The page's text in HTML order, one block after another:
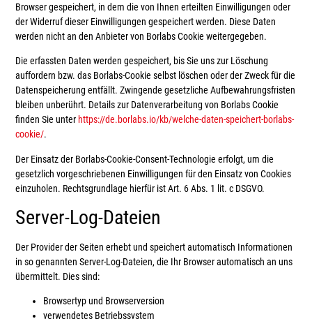
Browser gespeichert, in dem die von Ihnen erteilten Einwilligungen oder
der Widerruf dieser Einwilligungen gespeichert werden. Diese Daten
werden nicht an den Anbieter von Borlabs Cookie weitergegeben.
Die erfassten Daten werden gespeichert, bis Sie uns zur Löschung
auffordern bzw. das Borlabs-Cookie selbst löschen oder der Zweck für die
Datenspeicherung entfällt. Zwingende gesetzliche Aufbewahrungsfristen
bleiben unberührt. Details zur Datenverarbeitung von Borlabs Cookie
finden Sie unter https://de.borlabs.io/kb/welche-daten-speichert-borlabs-
cookie/.
Der Einsatz der Borlabs-Cookie-Consent-Technologie erfolgt, um die
gesetzlich vorgeschriebenen Einwilligungen für den Einsatz von Cookies
einzuholen. Rechtsgrundlage hierfür ist Art. 6 Abs. 1 lit. c DSGVO.
Server-Log-Dateien
Der Provider der Seiten erhebt und speichert automatisch Informationen
in so genannten Server-Log-Dateien, die Ihr Browser automatisch an uns
übermittelt. Dies sind:
Browsertyp und Browserversion
verwendetes Betriebssystem